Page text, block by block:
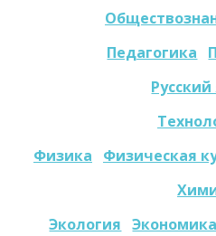
Педагогика
Физика
Физическая
Экология
Экономика